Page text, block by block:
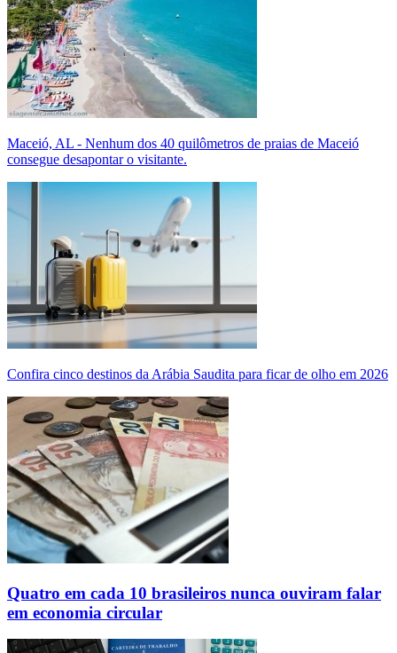
Maceió, AL - Nenhum dos 40 quilômetros de praias de Maceió
consegue desapontar o visitante.
Confira cinco destinos da Arábia Saudita para ficar de olho em 2026
Quatro em cada 10 brasileiros nunca ouviram falar
em economia circular